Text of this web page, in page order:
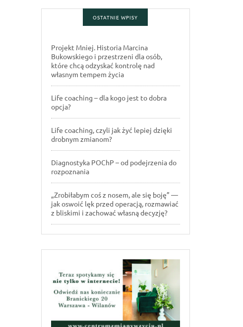
OSTATNIE WPISY
Projekt Mniej. Historia Marcina
Bukowskiego i przestrzeni dla osób,
które chcą odzyskać kontrolę nad
własnym tempem życia
Life coaching – dla kogo jest to dobra
opcja?
Life coaching, czyli jak żyć lepiej dzięki
drobnym zmianom?
Diagnostyka POChP – od podejrzenia do
rozpoznania
„Zrobiłabym coś z nosem, ale się boję” —
jak oswoić lęk przed operacją, rozmawiać
z bliskimi i zachować własną decyzję?